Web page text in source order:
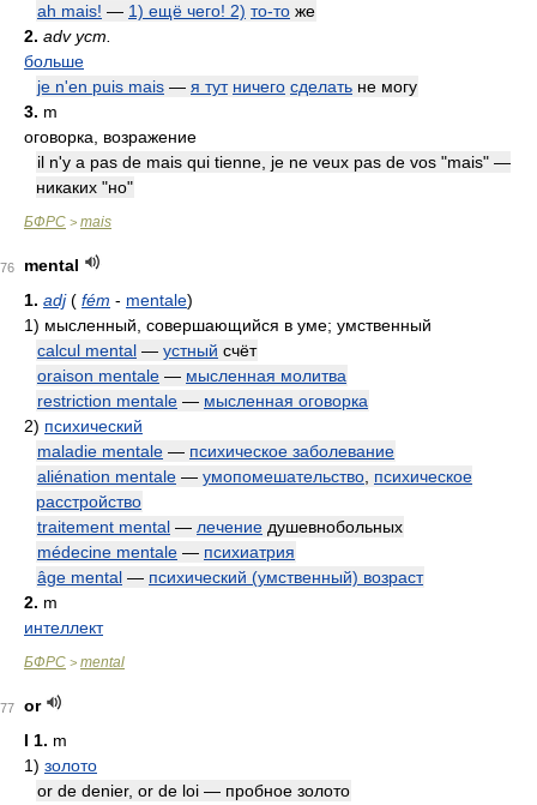
ah mais! — 1) ещё чего! 2) то-то же
2. adv уст.
больше
je n'en puis mais — я тут ничего сделать не могу
3. m
оговорка, возражение
il n'y a pas de mais qui tienne, je ne veux pas de vos "mais" —
никаких "но"
БФРС > mais
76
mental
1. adj( fém - mentale)
1) мысленный, совершающийся в уме; умственный
calcul mental — устный счёт
oraison mentale — мысленная молитва
restriction mentale — мысленная оговорка
2) психический
maladie mentale — психическое заболевание
aliénation mentale — умопомешательство психическое
расстройство
traitement mental — лечение душевнобольных
médecine mentale — психиатрия
âge mental — психический (умственный) возраст
2. m
интеллект
БФРС > mental
77
or
I 1. m
1) золото
or de denier, or de loi — пробное золото